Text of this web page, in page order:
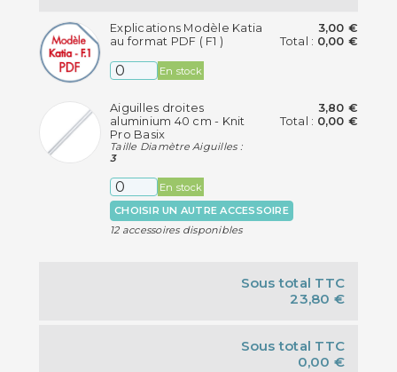
Explications Modèle Katia
au format PDF ( F1 )
En stock
3,00 €
Total : 0,00 €
Aiguilles droites
aluminium 40 cm - Knit
Pro Basix
Taille Diamètre Aiguilles :
3
En stock
3,80 €
Total : 0,00 €
CHOISIR UN AUTRE ACCESSOIRE
12 accessoires disponibles
Sous total TTC
23,80 €
Sous total TTC
0,00 €